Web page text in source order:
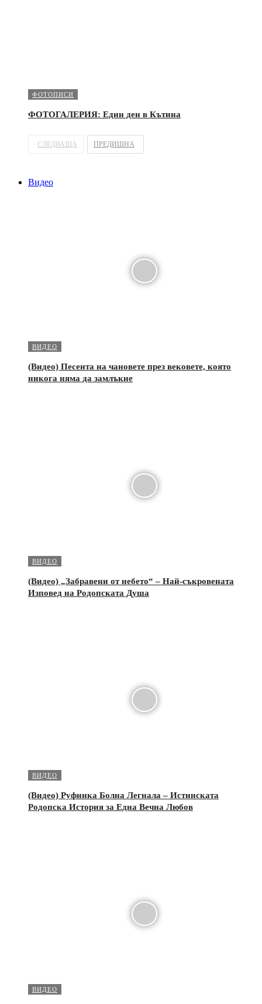
ФОТОПИСИ
ФОТОГАЛЕРИЯ: Един ден в Кътина
СЛЕДВАЩА ПРЕДИШНА
Видео
ВИДЕО
(Видео) Песента на чановете през вековете, която
никога няма да замлъкне
ВИДЕО
(Видео) „Забравени от небето“ – Най-съкровената
Изповед на Родопската Душа
ВИДЕО
(Видео) Руфинка Болна Легнала – Истинската
Родопска История за Една Вечна Любов
ВИДЕО